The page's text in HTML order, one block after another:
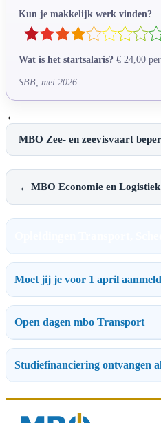
Kun je makkelijk werk vinden?
Wat is het startsalaris? € 24,00
SBB, mei 2026
←
MBO Zee- en zeevisvaart
←MBO Economie en Logistiek
Moet jij je voor 1 april
Open dagen mbo Transport
Studiefinanciering ontvangen